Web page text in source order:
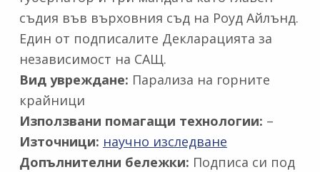
съдия във върховния съд на Роуд Айлънд.
Един от подписалите Декларацията за
независимост на САЩ.
Вид увреждане: Парализа на горните
крайници
Използвани помагащи технологии: –
Източници: научно изследване
Допълнителни бележки: Подписа си под